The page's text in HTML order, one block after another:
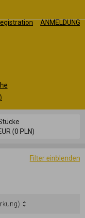
ANMELDUNG
(0 PLN)
Filter einblenden